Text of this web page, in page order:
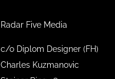
Radar Five Media
c/o Diplom Designer (FH)
Charles Kuzmanovic